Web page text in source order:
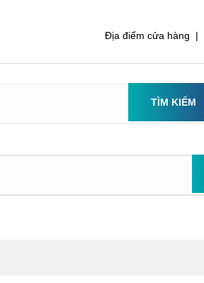
Địa điểm cửa hàng |
TÌM KIẾM